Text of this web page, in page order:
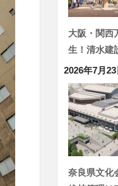
大阪・関西
生！清水建
2026年7月23
奈良県文化